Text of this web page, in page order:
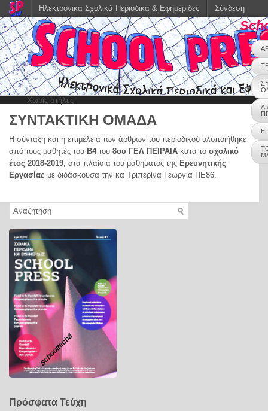
Χωρίς στήλες
ΣΥΝΤΑΚΤΙΚΗ ΟΜΑΔΑ
Η σύνταξη και η επιμέλεια των άρθρων του περιοδικού υλοποιήθηκε
από τους μαθητές του Β4του 8ου ΓΕΛ ΠΕΙΡΑΙΑ κατά το σχολικό
έτος 2018-2019, στα πλαίσια του μαθήματος της Ερευνητικής
Εργασίας με διδάσκουσα την κα Τριπερίνα Γεωργία ΠΕ86.
Schooltech8
Πρόσφατα Τεύχη
Ηλεκτρονικά Σχολικά Περιοδικά & Εφημερίδες Σύνδεση